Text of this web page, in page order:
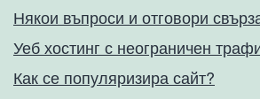
Някои въпроси и отговори
Уеб хостинг с неограничен
Как се популяризира сайт?